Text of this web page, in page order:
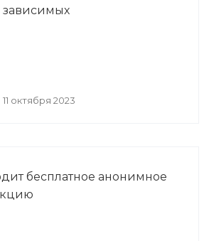
зависимых
11 октября 2023
бесплатное анонимное